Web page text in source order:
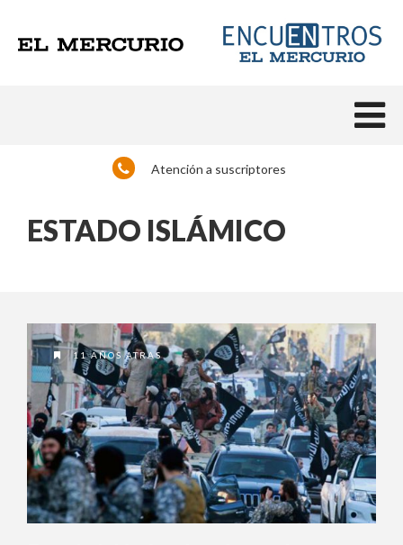
Atención a suscriptores
ESTADO ISLÁMICO
11 AÑOS ATRAS